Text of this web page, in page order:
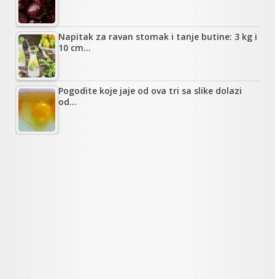
Napitak za ravan stomak i tanje butine: 3 kg i
10 cm…
Pogodite koje jaje od ova tri sa slike dolazi
od…